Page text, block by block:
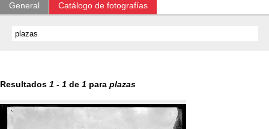
General Catálogo de fotografías
Resultados 1 - 1 de 1 para plazas